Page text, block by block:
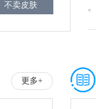
不卖皮肤
更多+